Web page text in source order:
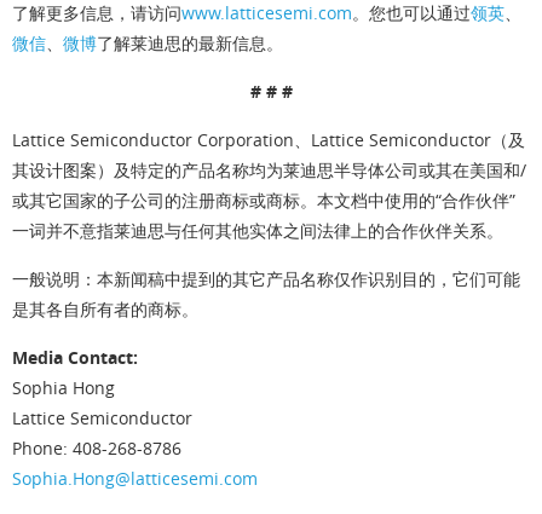
了解更多信息，请访问www.latticesemi.com。您也可以通过领英、
微信、 微博了解莱迪思的最新信息。
# # #
Lattice Semiconductor Corporation、Lattice Semiconductor（及
其设计图案）及特定的产品名称均为莱迪思半导体公司或其在美国和/
或其它国家的子公司的注册商标或商标。本文档中使用的“合作伙伴”
一词并不意指莱迪思与任何其他实体之间法律上的合作伙伴关系。
一般说明 ：本新闻稿中提到的其它产品名称仅作识别目的，它们可能
是其各自所有者的商标。
Media Contact:
Sophia Hong
Lattice Semiconductor
Phone: 408-268-8786
Sophia.Hong@latticesemi.com